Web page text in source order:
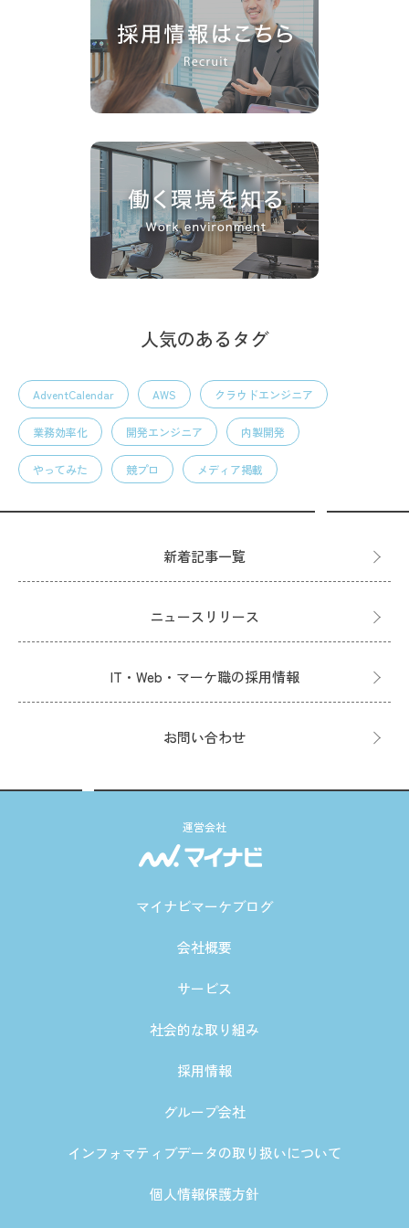
人気のあるタグ
AdventCalendar AWS クラウドエンジニア
業務効率化 開発エンジニア 内製開発
やってみた 競プロ メディア掲載
新着記事一覧
ニュースリリース
IT・Web・マーケ職の採用情報
お問い合わせ
運営会社
マイナビマーケブログ
会社概要
サービス
社会的な取り組み
採用情報
グループ会社
インフォマティブデータの取り扱いについて
個人情報保護方針